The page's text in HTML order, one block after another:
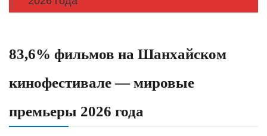
83,6% фильмов на Шанхайском
кинофестивале — мировые
премьеры 2026 года